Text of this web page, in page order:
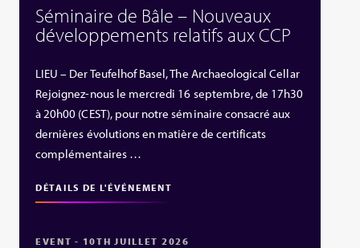
Séminaire de Bâle – Nouveaux
développements relatifs aux CCP
LIEU – Der Teufelhof Basel, The Archaeological Cellar
Rejoignez-nous le mercredi 16 septembre, de 17h30
à 20h00 (CEST), pour notre séminaire consacré aux
dernières évolutions en matière de certificats
complémentaires …
DÉTAILS DE L'ÉVÉNEMENT
EVENT - 10TH JUILLET 2026